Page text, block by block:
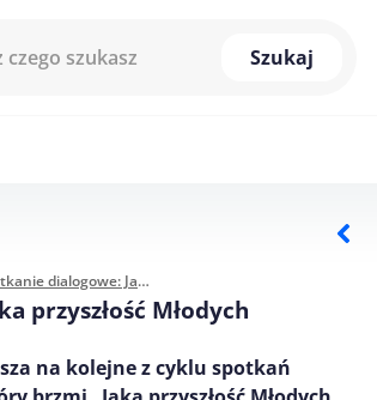
Szukaj
Spotkanie dialogowe: Jaka przyszłość Młodych w Zgorzelcu?
przyszłość Młodych
na kolejne z cyklu spotkań